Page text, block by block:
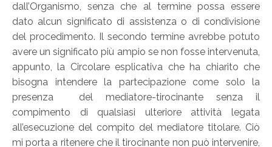
dall’Organismo, senza che al termine possa essere
dato alcun significato di assistenza o di condivisione
del procedimento. Il secondo termine avrebbe potuto
avere un significato più ampio se non fosse intervenuta,
appunto, la Circolare esplicativa che ha chiarito che
bisogna intendere la partecipazione come solo la
presenza del mediatore-tirocinante senza il
compimento di qualsiasi ulteriore attività legata
all’esecuzione del compito del mediatore titolare. Ciò
mi porta a ritenere che il tirocinante non può intervenire,